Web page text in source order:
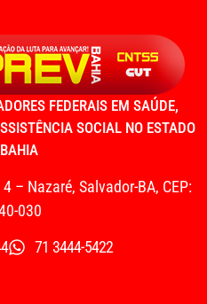
FEDERAIS EM SAÚDE,
SOCIAL NO ESTADO
– Nazaré, Salvador-BA, CEP:
030
71 3444-5422